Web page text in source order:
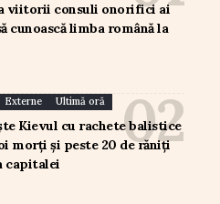
viitorii consuli onorifici ai
cunoască limba română la
Externe Ultimă oră
Kievul cu rachete balistice
morți și peste 20 de răniți
capitalei